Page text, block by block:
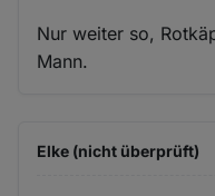
Nur weiter so,
Mann.
Elke (nicht überprüft)